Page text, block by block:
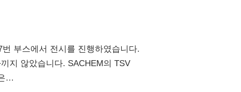
부스에서 전시를 진행하였습니다.
지 않았습니다. SACHEM의 TSV
…